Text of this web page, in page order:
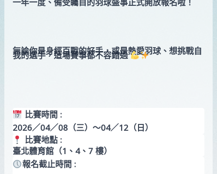
無論你是身經百戰的好手，或是熱愛羽球、想挑戰自
我的選手，這場賽事都不容錯過
比賽時間 :
2026／04／08（三）～04／12（日）
比賽地點 :
臺北體育館（1、4、7 樓）
報名截止時間 :